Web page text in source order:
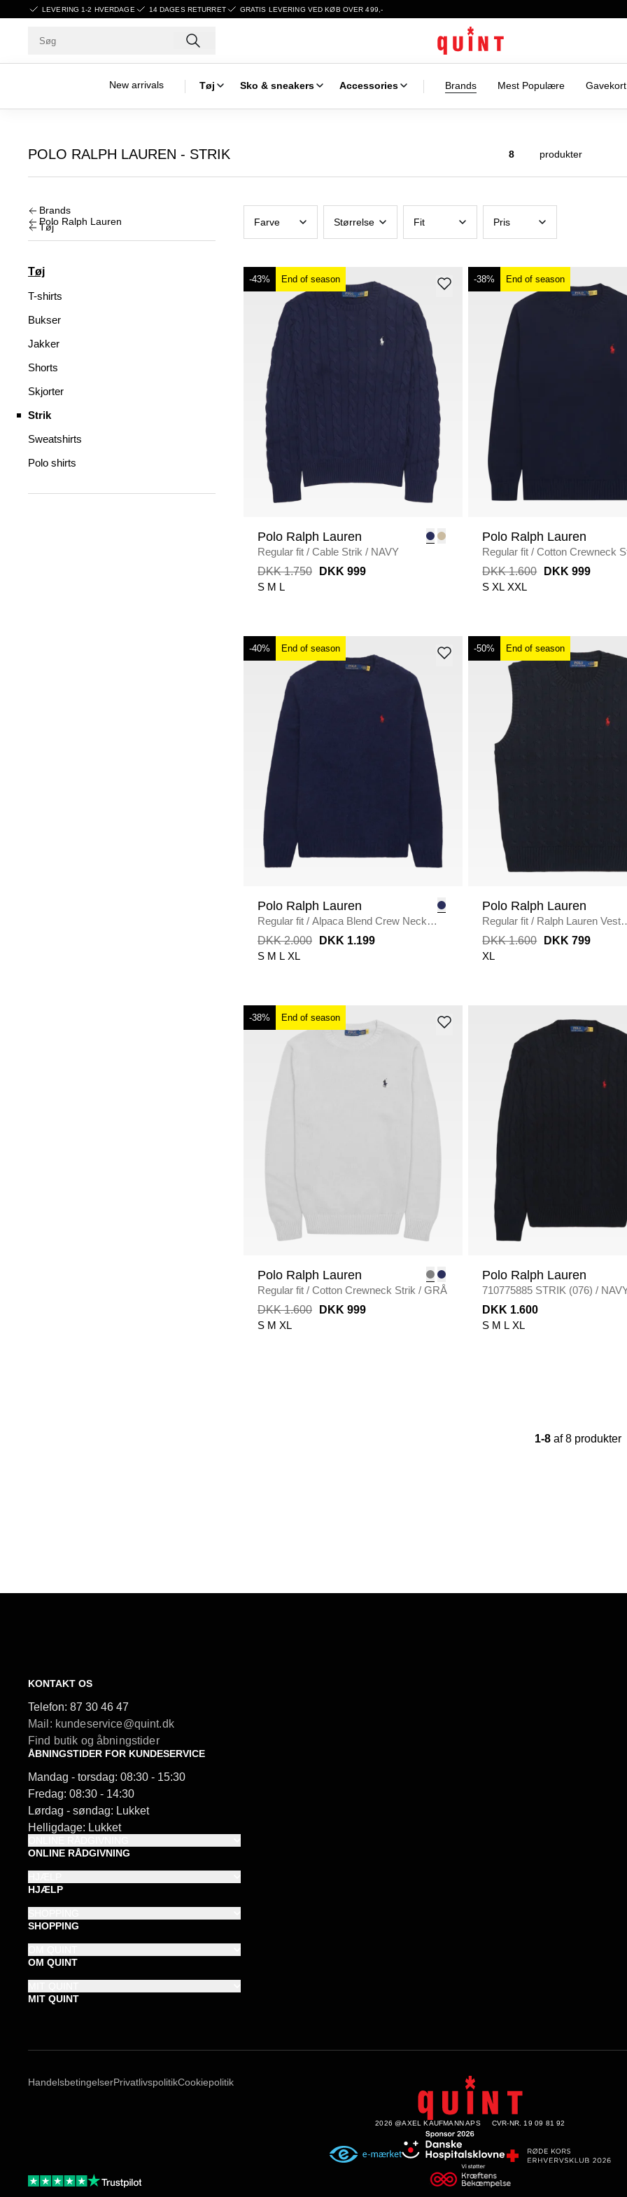
LEVERING 1-2 HVERDAGE 14 DAGES RETURRET GRATIS LEVERING VED KØB OVER 499,-
New arrivals Tøj Sko & sneakers Accessories Brands Mest Populære Gavekort
POLO RALPH LAUREN - STRIK 8 produkter
Brands
Polo Ralph Lauren
Tøj
Tøj
T-shirts
Bukser
Jakker
Shorts
Skjorter
Strik
Sweatshirts
Polo shirts
Farve Størrelse Fit Pris
-43% End of season
Polo Ralph Lauren
Regular fit / Cable Strik / NAVY
DKK 1.750
DKK 999
S M L
-38% End of season
Polo Ralph Lauren
Regular fit / Cotton Crewneck
NAVY
DKK 1.600
DKK 999
S XL XXL
-40% End of season
Polo Ralph Lauren
Regular fit / Alpaca Blend Crew Neck
Sweater / NAVY
DKK 2.000
DKK 1.199
S M L XL
-50% End of season
Polo Ralph Lauren
Regular fit / Ralph Lauren Vest
710979113 / NAVY
DKK 1.600
DKK 799
XL
-38% End of season
Polo Ralph Lauren
Regular fit / Cotton Crewneck Strik / GRÅ
DKK 1.600
DKK 999
S M XL
Polo Ralph Lauren
710775885 STRIK (076) /
DKK 1.600
S M L XL
1-8 af 8 produkter
KONTAKT OS
Telefon: 87 30 46 47
Mail: kundeservice@quint.dk
Find butik og åbningstider
ÅBNINGSTIDER FOR KUNDESERVICE
Mandag - torsdag: 08:30 - 15:30
Fredag: 08:30 - 14:30
Lørdag - søndag: Lukket
Helligdage: Lukket
ONLINE RÅDGIVNING
HJÆLP
SHOPPING
OM QUINT
MIT QUINT
HandelsbetingelserPrivatlivspolitikCookiepolitik
2026 @AXEL KAUFMANN APS CVR-NR. 19 09 81 92